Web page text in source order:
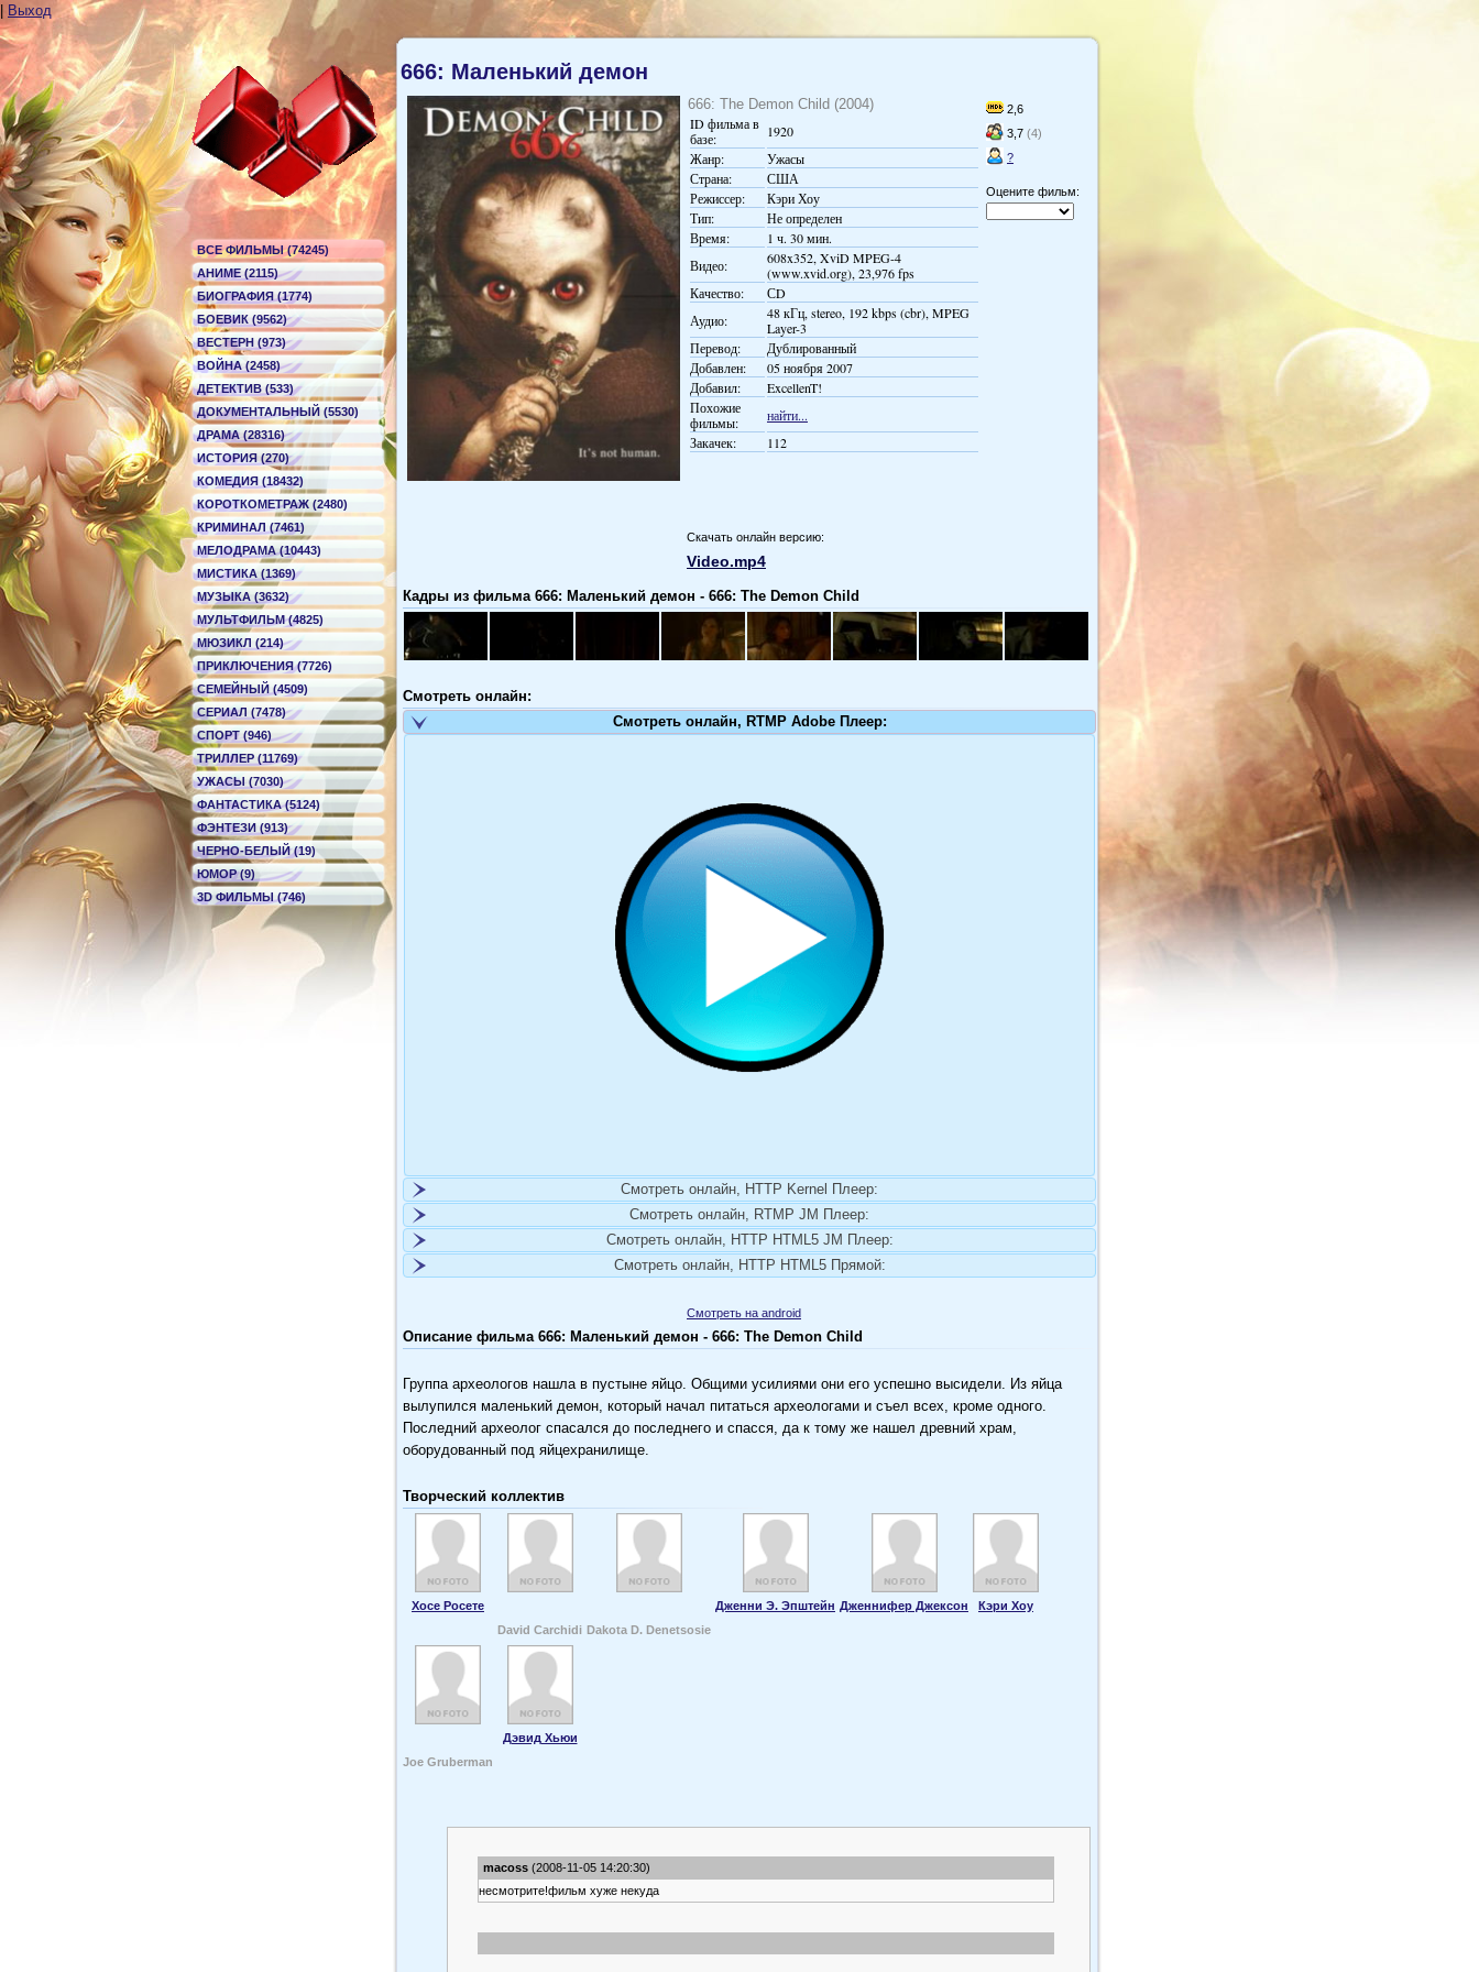
Выход
ВСЕ ФИЛЬМЫ (74245)
АНИМЕ (2115)
БИОГРАФИЯ (1774)
БОЕВИК (9562)
ВЕСТЕРН (973)
ВОЙНА (2458)
ДЕТЕКТИВ (533)
ДОКУМЕНТАЛЬНЫЙ (5530)
ДРАМА (28316)
ИСТОРИЯ (270)
КОМЕДИЯ (18432)
КОРОТКОМЕТРАЖ (2480)
КРИМИНАЛ (7461)
МЕЛОДРАМА (10443)
МИСТИКА (1369)
МУЗЫКА (3632)
МУЛЬТФИЛЬМ (4825)
МЮЗИКЛ (214)
ПРИКЛЮЧЕНИЯ (7726)
СЕМЕЙНЫЙ (4509)
СЕРИАЛ (7478)
СПОРТ (946)
ТРИЛЛЕР (11769)
УЖАСЫ (7030)
ФАНТАСТИКА (5124)
ФЭНТЕЗИ (913)
ЧЕРНО-БЕЛЫЙ (19)
ЮМОР (9)
3D ФИЛЬМЫ (746)
666: Маленький демон
2,6
3,7 (4)
?
Оцените фильм:
666: The Demon Child (2004)
ID фильма в
базе:
1920
Жанр:
Ужасы
Страна:
США
Режиссер:
Кэри Хоу
Тип:
Не определен
Время:
1 ч. 30 мин.
Видео:
608x352, XviD MPEG-4
(www.xvid.org), 23,976 fps
Качество:
СD
Аудио:
48 кГц, stereo, 192 kbps (cbr), MPEG
Layer-3
Перевод:
Дублированный
Добавлен:
05 ноября 2007
Добавил:
ExcellenT!
Похожие
фильмы:
найти...
Закачек:
112
Скачать онлайн версию:
Video.mp4
Кадры из фильма 666: Маленький демон - 666: The Demon Child
Смотреть онлайн:
Смотреть онлайн, RTMP Adobe Плеер:
Смотреть онлайн, HTTP Kernel Плеер:
Смотреть онлайн, RTMP JM Плеер:
Смотреть онлайн, HTTP HTML5 JM Плеер:
Смотреть онлайн, HTTP HTML5 Прямой:
Смотреть на android
Описание фильма 666: Маленький демон - 666: The Demon Child
Группа археологов нашла в пустыне яйцо. Общими усилиями они его успешно высидели. Из яйца
вылупился маленький демон, который начал питаться археологами и съел всех, кроме одного.
Последний археолог спасался до последнего и спасся, да к тому же нашел древний храм,
оборудованный под яйцехранилище.
Творческий коллектив
Хосе Росете Дженни Э. Эпштейн Дженнифер Джексон
Кэри Хоу
David Carchidi Dakota D. Denetsosie
Дэвид Хьюи
Joe Gruberman
macoss (2008-11-05 14:20:30)
несмотрите!фильм хуже некуда